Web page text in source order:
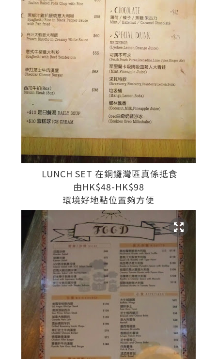
LUNCH SET 在銅鑼灣區真係抵食
由HK$48-HK$98
環境好地點位置夠方便